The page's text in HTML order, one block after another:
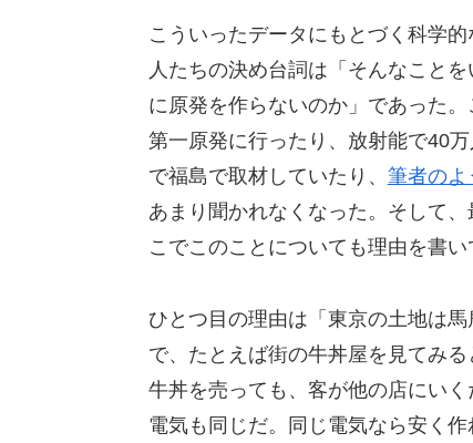
こういったデータにもとづく科学
人たちの決め台詞は「そんなこと
に原発を作らないのか」であった
第一原発に行ったり、放射能で40
で福島で取材していたり、 筆者のよ
あまり聞かれなくなった。そして
こでこのことについても理由を書
ひとつ目の理由は「東京の土地は
で、たとえば街の牛丼屋を見てみ
牛丼を売っても、客が他の店にい
電気も同じだ。同じ電気なら安く